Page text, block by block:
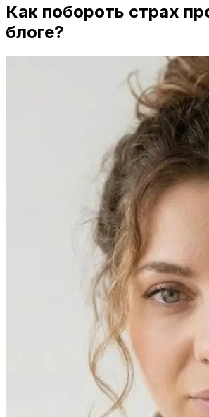
Как побороть страх
блоге?